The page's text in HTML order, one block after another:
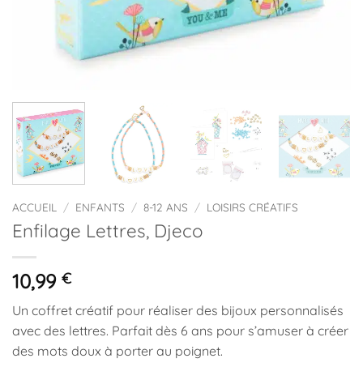
ACCUEIL / ENFANTS / 8-12 ANS / LOISIRS CRÉATIFS
Enfilage Lettres, Djeco
10,99 €
Un coffret créatif pour réaliser des bijoux personnalisés
avec des lettres. Parfait dès 6 ans pour s’amuser à créer
des mots doux à porter au poignet.